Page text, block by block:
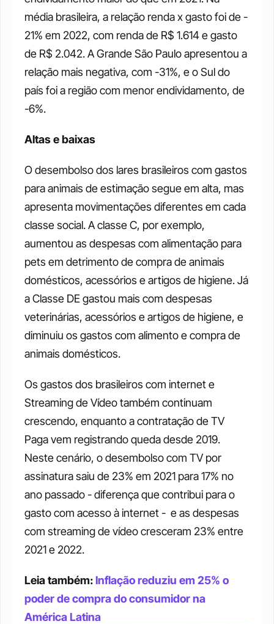
média brasileira, a relação renda x gasto foi de -
21% em 2022, com renda de R$ 1.614 e gasto
de R$ 2.042. A Grande São Paulo apresentou a
relação mais negativa, com -31%, e o Sul do
país foi a região com menor endividamento, de
-6%.
Altas e baixas
O desembolso dos lares brasileiros com gastos
para animais de estimação segue em alta, mas
apresenta movimentações diferentes em cada
classe social. A classe C, por exemplo,
aumentou as despesas com alimentação para
pets em detrimento de compra de animais
domésticos, acessórios e artigos de higiene. Já
a Classe DE gastou mais com despesas
veterinárias, acessórios e artigos de higiene, e
diminuiu os gastos com alimento e compra de
animais domésticos.
Os gastos dos brasileiros com internet e
Streaming de Vídeo também continuam
crescendo, enquanto a contratação de TV
Paga vem registrando queda desde 2019.
Neste cenário, o desembolso com TV por
assinatura saiu de 23% em 2021 para 17% no
ano passado - diferença que contribui para o
gasto com acesso à internet -  e as despesas
com streaming de vídeo cresceram 23% entre
2021 e 2022.
Leia também: Inflação reduziu em 25% o
poder de compra do consumidor na
América Latina